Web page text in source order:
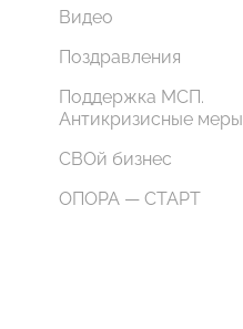
Видео
Поздравления
Поддержка МСП.
Антикризисные меры
СВОй бизнес
ОПОРА — СТАРТ